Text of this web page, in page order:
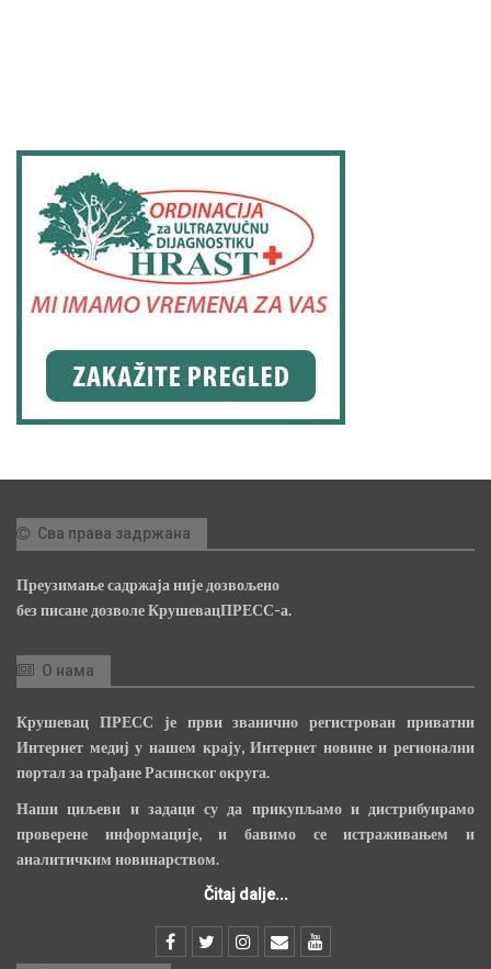
Сва права задржана
Преузимање садржаја није дозвољено
без писане дозволе КрушевацПРЕСС-а.
О нама
Крушевац ПРЕСС је први званично регистрован приватни
Интернет медиј у нашем крају, Интернет новине и регионални
портал за грађане Расинског округа.
Наши циљеви и задаци су да прикупљамо и дистрибуирамо
проверене информације, и бавимо се истраживањем и
аналитичким новинарством.
Čitaj dalje...